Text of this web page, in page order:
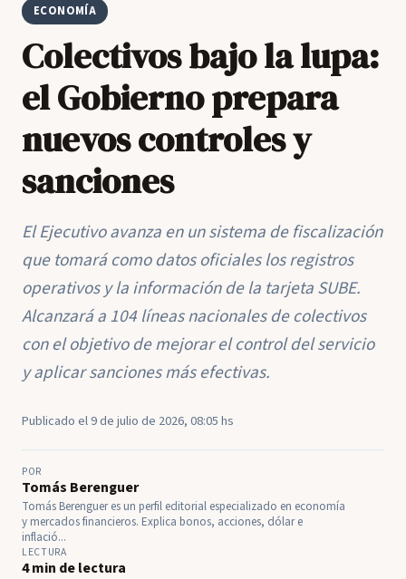
ECONOMÍA
Colectivos bajo la lupa:
el Gobierno prepara
nuevos controles y
sanciones
El Ejecutivo avanza en un sistema de fiscalización
que tomará como datos oficiales los registros
operativos y la información de la tarjeta SUBE.
Alcanzará a 104 líneas nacionales de colectivos
con el objetivo de mejorar el control del servicio
y aplicar sanciones más efectivas.
Publicado el 9 de julio de 2026, 08:05 hs
POR
Tomás Berenguer
Tomás Berenguer es un perfil editorial especializado en economía
y mercados financieros. Explica bonos, acciones, dólar e
inflació...
LECTURA
4 min de lectura